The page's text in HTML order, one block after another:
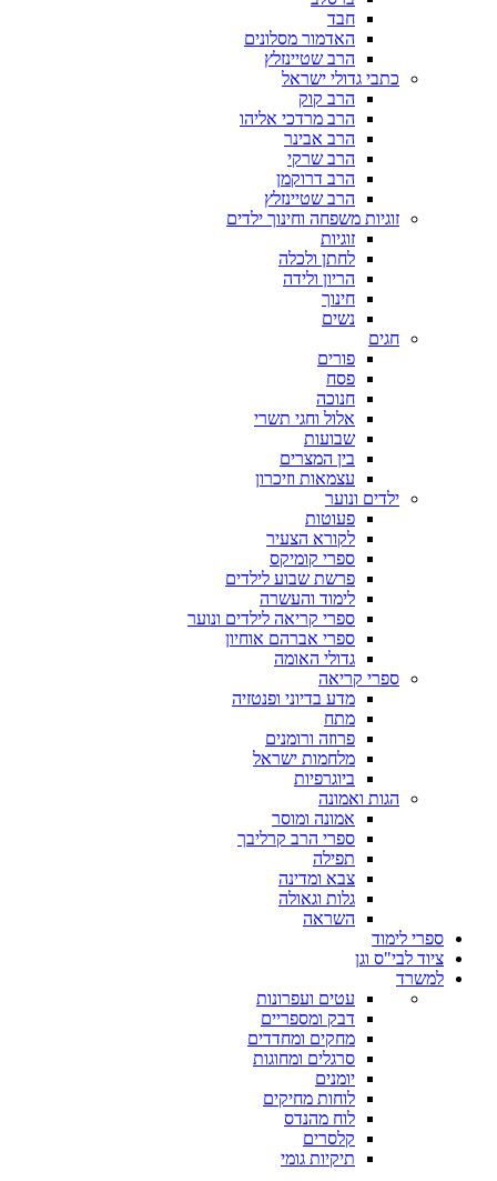
חבד
האדמור מסלונים
הרב שטיינזלץ
כתבי גדולי ישראל
הרב קוק
הרב מרדכי אליהו
הרב אבינר
הרב שרקי
הרב דרוקמן
הרב שטיינזלץ
זוגיות משפחה וחינוך ילדים
זוגיות
לחתן ולכלה
הריון ולידה
חינוך
נשים
חגים
פורים
פסח
חנוכה
אלול וחגי תשרי
שבועות
בין המצרים
עצמאות וזיכרון
ילדים ונוער
פעוטות
לקורא הצעיר
ספרי קומיקס
פרשת שבוע לילדים
לימוד והעשרה
ספרי קריאה לילדים ונוער
ספרי אברהם אוחיון
גדולי האומה
ספרי קריאה
מדע בדיוני ופנטזיה
מתח
פרוזה ורומנים
מלחמות ישראל
ביוגרפיות
הגות ואמונה
אמונה ומוסר
ספרי הרב קרליבך
תפילה
צבא ומדינה
גלות וגאולה
השראה
ספרי לימוד
ציוד לבי"ס וגן
למשרד
עטים ועפרונות
דבק ומספריים
מחקים ומחדדים
סרגלים ומחוגות
יומנים
לוחות מחיקים
לוח מהנדס
קלסרים
תיקיות גומי